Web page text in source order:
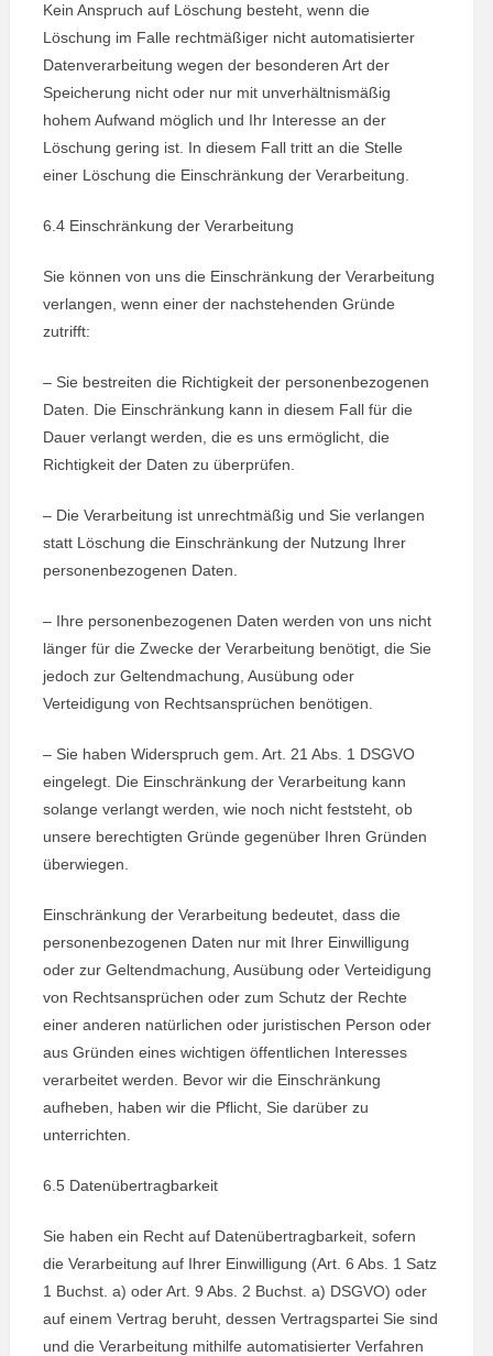
Kein Anspruch auf Löschung besteht, wenn die
Löschung im Falle rechtmäßiger nicht automatisierter
Datenverarbeitung wegen der besonderen Art der
Speicherung nicht oder nur mit unverhältnismäßig
hohem Aufwand möglich und Ihr Interesse an der
Löschung gering ist. In diesem Fall tritt an die Stelle
einer Löschung die Einschränkung der Verarbeitung.
6.4 Einschränkung der Verarbeitung
Sie können von uns die Einschränkung der Verarbeitung
verlangen, wenn einer der nachstehenden Gründe
zutrifft:
– Sie bestreiten die Richtigkeit der personenbezogenen
Daten. Die Einschränkung kann in diesem Fall für die
Dauer verlangt werden, die es uns ermöglicht, die
Richtigkeit der Daten zu überprüfen.
– Die Verarbeitung ist unrechtmäßig und Sie verlangen
statt Löschung die Einschränkung der Nutzung Ihrer
personenbezogenen Daten.
– Ihre personenbezogenen Daten werden von uns nicht
länger für die Zwecke der Verarbeitung benötigt, die Sie
jedoch zur Geltendmachung, Ausübung oder
Verteidigung von Rechtsansprüchen benötigen.
– Sie haben Widerspruch gem. Art. 21 Abs. 1 DSGVO
eingelegt. Die Einschränkung der Verarbeitung kann
solange verlangt werden, wie noch nicht feststeht, ob
unsere berechtigten Gründe gegenüber Ihren Gründen
überwiegen.
Einschränkung der Verarbeitung bedeutet, dass die
personenbezogenen Daten nur mit Ihrer Einwilligung
oder zur Geltendmachung, Ausübung oder Verteidigung
von Rechtsan­sprüchen oder zum Schutz der Rechte
einer anderen natürlichen oder juristischen Person oder
aus Gründen eines wichtigen öffentlichen Interesses
verarbeitet werden. Bevor wir die Einschränkung
aufheben, haben wir die Pflicht, Sie darüber zu
unterrichten.
6.5 Datenübertragbarkeit
Sie haben ein Recht auf Datenübertragbarkeit, sofern
die Verarbeitung auf Ihrer Einwilligung (Art. 6 Abs. 1 Satz
1 Buchst. a) oder Art. 9 Abs. 2 Buchst. a) DSGVO) oder
auf einem Vertrag beruht, dessen Vertragspartei Sie sind
und die Verarbeitung mithilfe automatisierter Verfahren